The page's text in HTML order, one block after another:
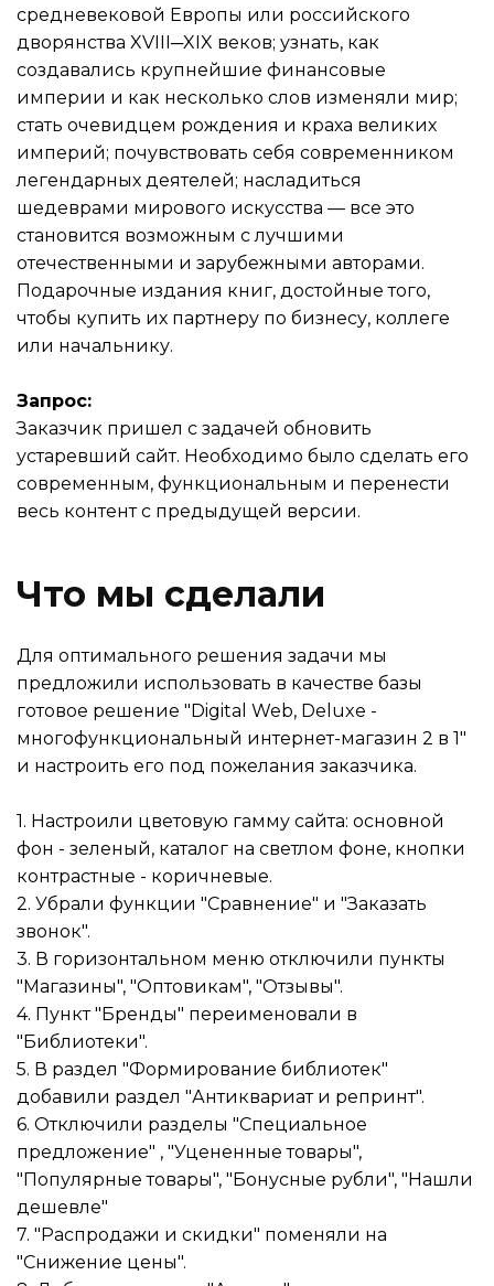
средневековой Европы или российского
дворянства XVIII─XIX веков; узнать, как
создавались крупнейшие финансовые
империи и как несколько слов изменяли мир;
стать очевидцем рождения и краха великих
империй; почувствовать себя современником
легендарных деятелей; насладиться
шедеврами мирового искусства — все это
становится возможным с лучшими
отечественными и зарубежными авторами.
Подарочные издания книг, достойные того,
чтобы купить их партнеру по бизнесу, коллеге
или начальнику.
Запрос:
Заказчик пришел с задачей обновить
устаревший сайт. Необходимо было сделать его
современным, функциональным и перенести
весь контент с предыдущей версии.
Что мы сделали
Для оптимального решения задачи мы
предложили использовать в качестве базы
готовое решение "Digital Web, Deluxe -
многофункциональный интернет-магазин 2 в 1"
и настроить его под пожелания заказчика.
1. Настроили цветовую гамму сайта: основной
фон - зеленый, каталог на светлом фоне, кнопки
контрастные - коричневые.
2. Убрали функции "Сравнение" и "Заказать
звонок".
3. В горизонтальном меню отключили пункты
"Магазины", "Оптовикам", "Отзывы".
4. Пункт "Бренды" переименовали в
"Библиотеки".
5. В раздел "Формирование библиотек"
добавили раздел "Антиквариат и репринт".
6. Отключили разделы "Специальное
предложение" , "Уцененные товары",
"Популярные товары", "Бонусные рубли", "Нашли
дешевле"
7. "Распродажи и скидки" поменяли на
"Снижение цены".